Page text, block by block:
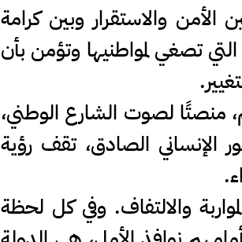
الأمن والاستقرار وبين كرامة
تصغي لمواطنيها وتؤمن بأن
منصتًا لصوت الشارع الوطني،
الإنساني الصادق، تقف رؤية
والالتفاف. وفي كل لحظة